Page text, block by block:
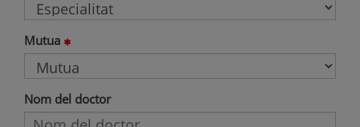
Mutua
Nom del doctor